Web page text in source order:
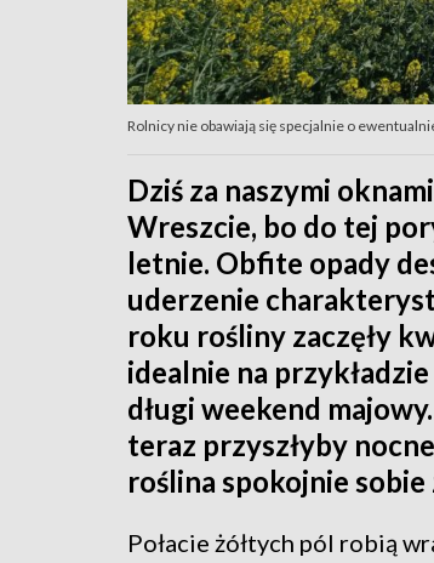
Rolnicy nie obawiają się specjalnie o
Dziś za naszymi
Wreszcie, bo do tej
letnie. Obfite opady
uderzenie
roku rośliny zaczęły
idealnie na
długi weekend
teraz przyszłyby
roślina spokojnie sobie
Połacie żółtych pól robią